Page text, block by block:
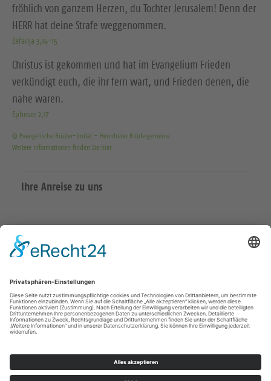
fröhlich von ganzem Herzen, du Tochter Jerusalem! Denn der
HERR hat deine Strafe weggenommen.
Zefanja 3,14-15
Christus ist gekommen und hat im Evangelium Frieden
verkündigt euch, die ihr fern wart, und Frieden denen, die
nahe waren.
Epheser 2,17
© Evangelische Brüder-Unität – Herrnhuter Brüdergemeine
Weitere Informationen finden Sie hier
Ihre Anreise zu uns
Datenschutzerklärung Impressum Meißen Großenhain